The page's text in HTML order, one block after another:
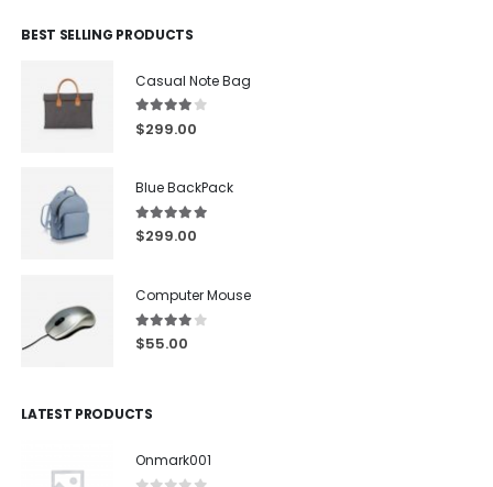
BEST SELLING PRODUCTS
Casual Note Bag
4.00out of 5
$299.00
Blue BackPack
5.00out of 5
$299.00
Computer Mouse
4.00out of 5
$55.00
LATEST PRODUCTS
Onmark001